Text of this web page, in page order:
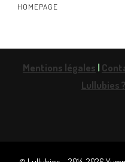
HOMEPAGE
Mentions légales |
Lullubies ?